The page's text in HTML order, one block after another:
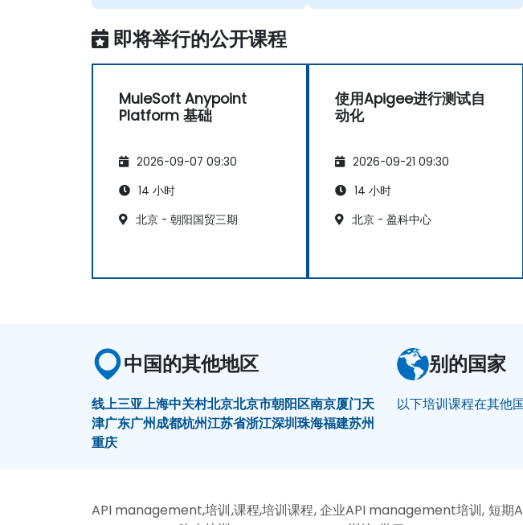
即将举行的公开课程
MuleSoft Anypoint
Platform 基础
2026-09-07 09:30
14 小时
北京 - 朝阳国贸三期
使用Apigee进行测试自
动化
2026-09-21 09:30
14 小时
北京 - 盈科中心
中国的其他地区
线上三亚上海中关村北京北京市朝阳区南京厦门天
津广东广州成都杭州江苏省浙江深圳珠海福建苏州
重庆
别的国家
以下培训课程在其他
API management,培训,课程,培训课程, 企业API management培训, 短